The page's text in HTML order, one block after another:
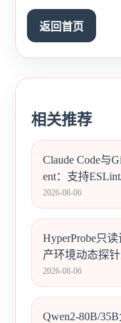
返回首页
相关推荐
Claude Code与
ent：支持
2026-08-06
HyperProbe只
产环境动态探
2026-08-06
Qwen2-80B/